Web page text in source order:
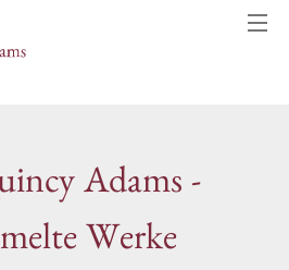
Adams -
Werke